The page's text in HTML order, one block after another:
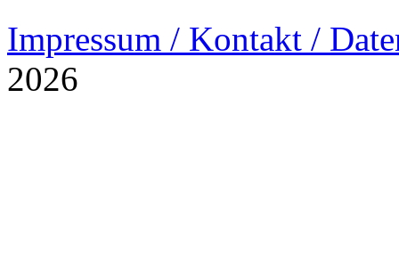
Impressum / Kontakt /
2026